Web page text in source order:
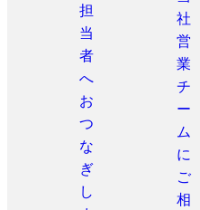
担
当
者
へ
お
つ
な
ぎ
し
社
営
業
チ
ー
ム
に
ご
相